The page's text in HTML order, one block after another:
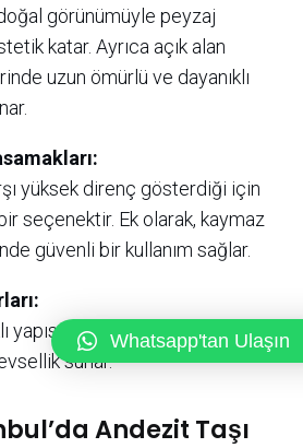
görünümüyle peyzaj
katar. Ayrıca açık alan
uzun ömürlü ve dayanıklı
yüksek direnç gösterdiği için
seçenektir. Ek olarak, kaymaz
güvenli bir kullanım sağlar.
yapısıyla, havuz çevresinde
sunar.
Andezit Taşı
Whatsapp'tan Ulaşın